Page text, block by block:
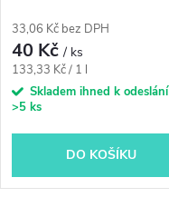
33,06 Kč bez DPH
40 Kč/ ks
Měrná
cena:
133,33 Kč / 1 l
Skladem ihned k odeslání
>5 ks
DO KOŠÍKU